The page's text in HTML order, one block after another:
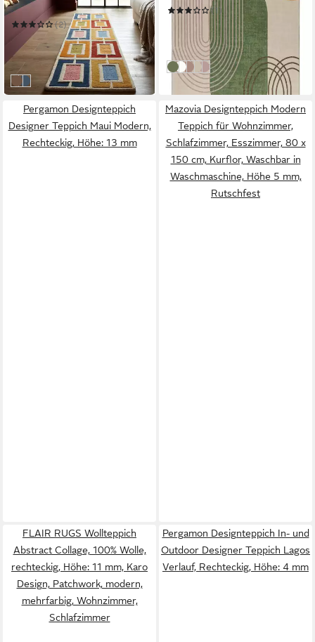
Mehrere Größen
(2)
ab 99,99 € UVP133,00 €
-25%
in 6-8 Werktagen bei dir
bunt
blau
(1)
ab 54,99 € 95,35 €
in 4-5 Werktagen bei dir
Ecru Bunte Grün / P7BM
Weiß Ecru Graphit Grün /
Beige Graphit Creme Grau /
Ecru Violett Rosa / P7AM
Beige Ecru Violett Rosa
Pergamon Designteppich
Designer Teppich Maui Modern,
Rechteckig, Höhe: 13 mm
Mazovia Designteppich Modern
Teppich für Wohnzimmer,
Schlafzimmer, Esszimmer, 80 x
150 cm, Kurflor, Waschbar in
Waschmaschine, Höhe 5 mm,
Rutschfest
FLAIR RUGS Wollteppich
Abstract Collage, 100% Wolle,
rechteckig, Höhe: 11 mm, Karo
Design, Patchwork, modern,
mehrfarbig, Wohnzimmer,
Schlafzimmer
Pergamon Designteppich In- und
Outdoor Designer Teppich Lagos
Verlauf, Rechteckig, Höhe: 4 mm